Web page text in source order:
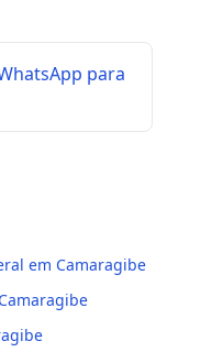
para
em Camaragibe